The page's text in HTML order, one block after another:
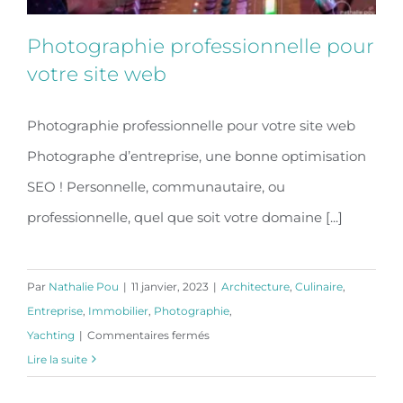
Photographie professionnelle pour
votre site web
Photographie professionnelle pour
votre site web
Photographie professionnelle pour votre site web
Photographe d’entreprise, une bonne optimisation
SEO ! Personnelle, communautaire, ou
professionnelle, quel que soit votre domaine [...]
Par Nathalie Pou | 11 janvier, 2023 | Architecture Culinaire
Entreprise Immobilier Photographie
Yachting | Commentaires ferméssur
Lire la suite